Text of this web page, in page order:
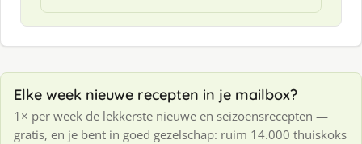
Elke week nieuwe recepten in je mailbox?
1× per week de lekkerste nieuwe en seizoensrecepten —
gratis, en je bent in goed gezelschap: ruim 14.000 thuiskoks